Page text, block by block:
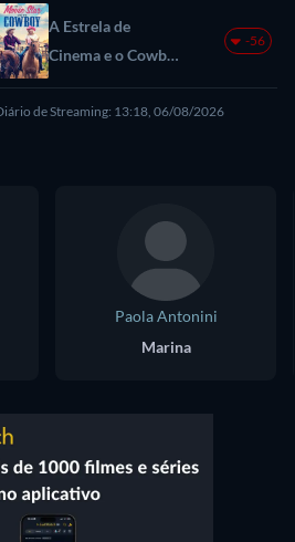
A Estrela de
Cinema e o Cowboy
(The Movie Star
and the Cowboy)
-56
de Streaming: 13:18, 06/08/2026
Paola Antonini
Marina